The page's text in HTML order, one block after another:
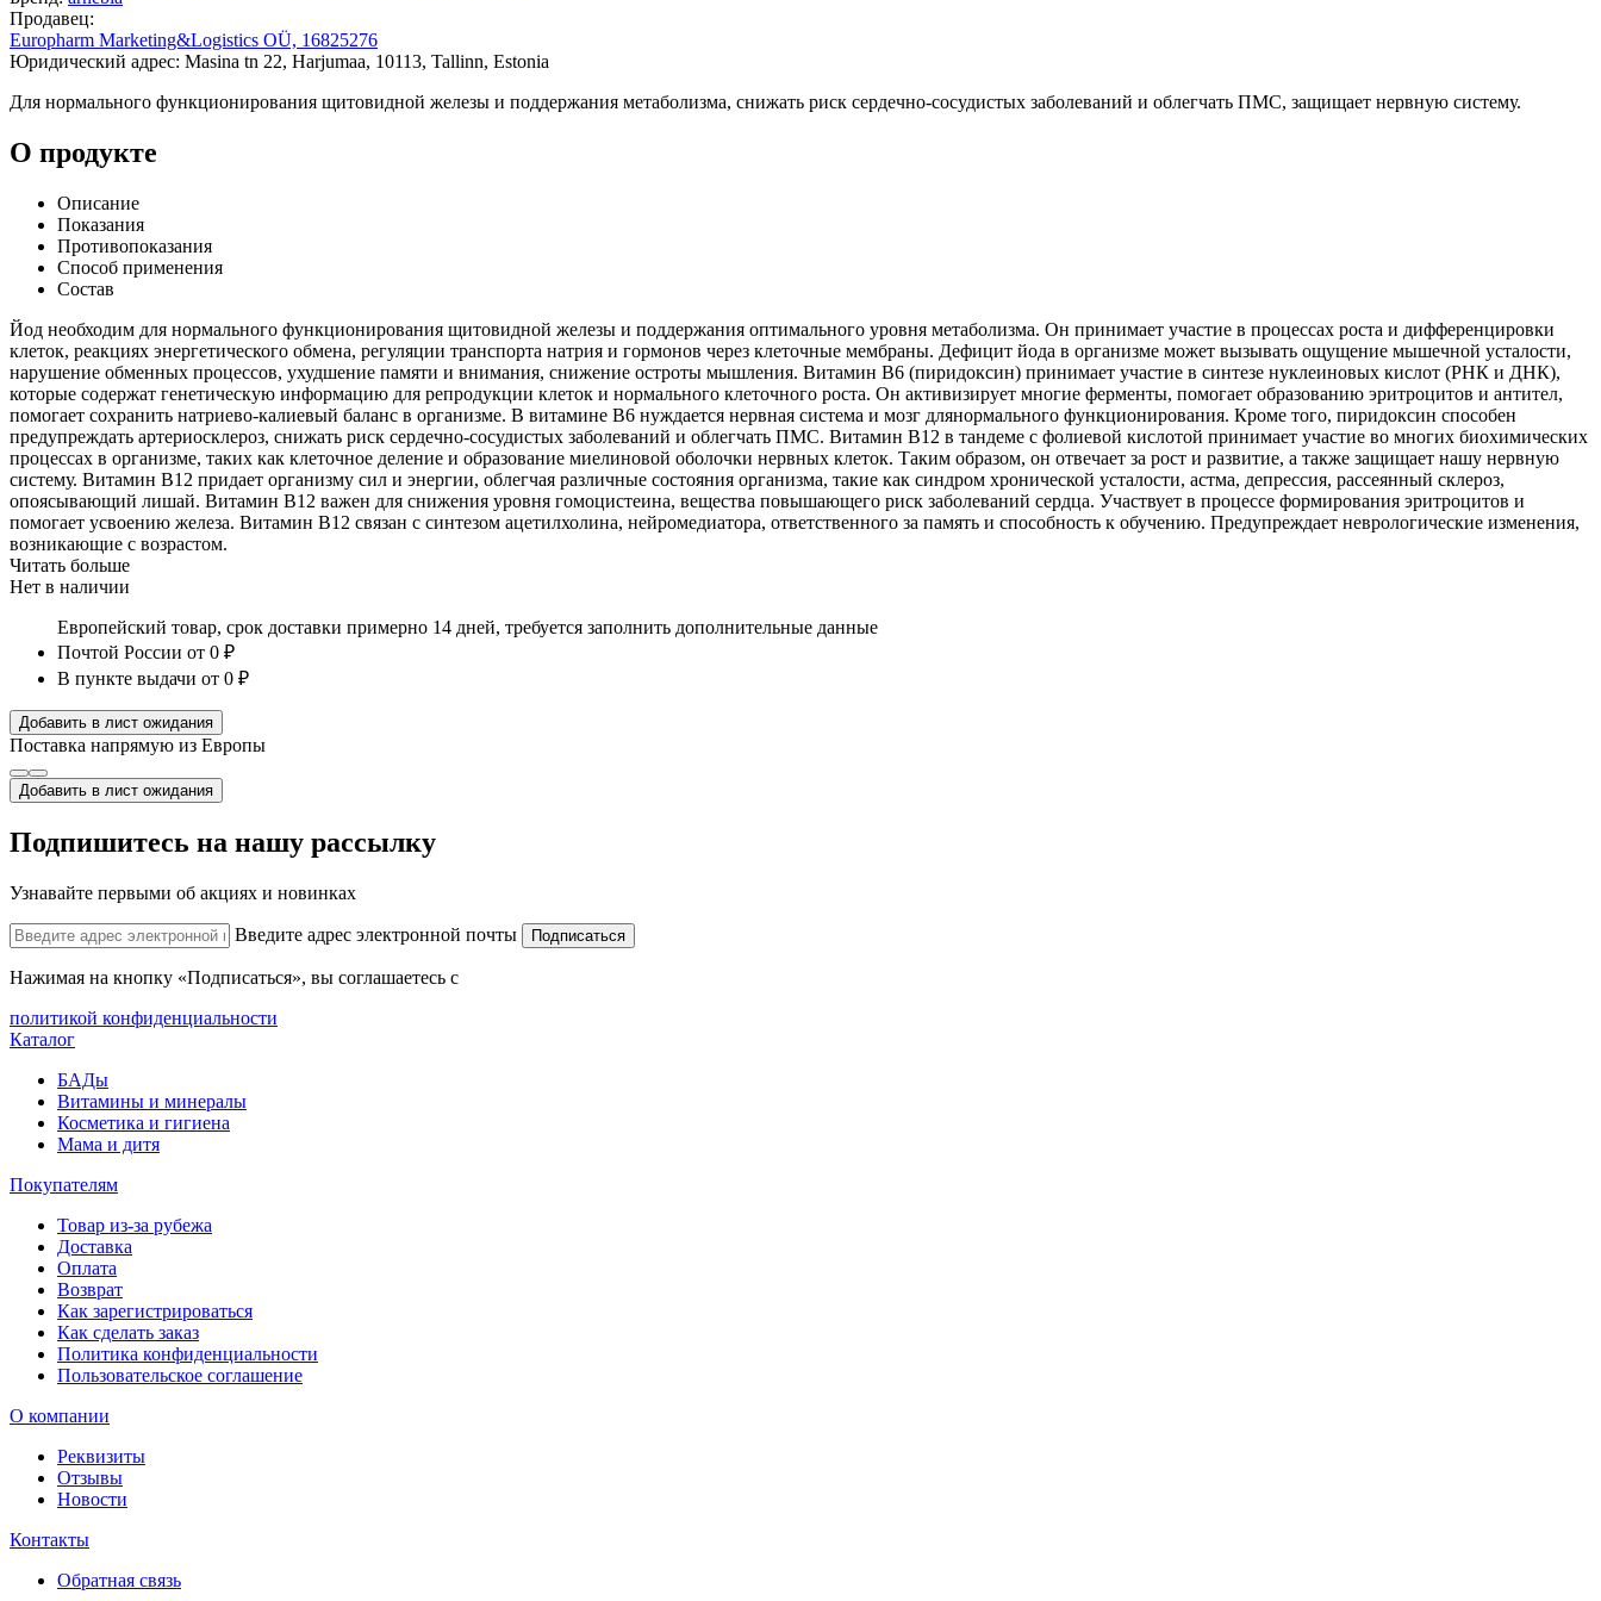
Продавец:
Europharm Marketing&Logistics OÜ, 16825276
Юридический адрес: Masina tn 22, Harjumaa, 10113, Tallinn, Estonia
Для нормального функционирования щитовидной железы и поддержания метаболизма, снижать риск сердечно-сосудистых заболеваний и облегчать ПМС, защищает нервную систему.
О продукте
Описание
Показания
Противопоказания
Способ применения
Состав
Йод необходим для нормального функционирования щитовидной железы и поддержания оптимального уровня метаболизма. Он принимает участие в процессах роста и дифференцировки
клеток, реакциях энергетического обмена, регуляции транспорта натрия и гормонов через клеточные мембраны. Дефицит йода в организме может вызывать ощущение мышечной усталости,
нарушение обменных процессов, ухудшение памяти и внимания, снижение остроты мышления. Витамин В6 (пиридоксин) принимает участие в синтезе нуклеиновых кислот (РНК и ДНК),
которые содержат генетическую информацию для репродукции клеток и нормального клеточного роста. Он активизирует многие ферменты, помогает образованию эритроцитов и антител,
помогает сохранить натриево-калиевый баланс в организме. В витамине В6 нуждается нервная система и мозг длянормального функционирования. Кроме того, пиридоксин способен
предупреждать артериосклероз, снижать риск сердечно-сосудистых заболеваний и облегчать ПМС. Витамин В12 в тандеме с фолиевой кислотой принимает участие во многих биохимических
процессах в организме, таких как клеточное деление и образование миелиновой оболочки нервных клеток. Таким образом, он отвечает за рост и развитие, а также защищает нашу нервную
систему. Витамин В12 придает организму сил и энергии, облегчая различные состояния организма, такие как синдром хронической усталости, астма, депрессия, рассеянный склероз,
опоясывающий лишай. Витамин В12 важен для снижения уровня гомоцистеина, вещества повышающего риск заболеваний сердца. Участвует в процессе формирования эритроцитов и
помогает усвоению железа. Витамин В12 связан с синтезом ацетилхолина, нейромедиатора, ответственного за память и способность к обучению. Предупреждает неврологические изменения,
возникающие с возрастом.
Читать больше
Нет в наличии
Европейский товар, срок доставки примерно 14 дней, требуется заполнить дополнительные данные
Почтой России от 0 ₽
В пункте выдачи от 0 ₽
Добавить в лист ожидания
Поставка напрямую из Европы
Добавить в лист ожидания
Подпишитесь на нашу рассылку
Узнавайте первыми об акциях и новинках
Введите адрес электронной почты Подписаться
Нажимая на кнопку «Подписаться», вы соглашаетесь с
политикой конфиденциальности
Каталог
БАДы
Витамины и минералы
Косметика и гигиена
Мама и дитя
Покупателям
Товар из-за рубежа
Доставка
Оплата
Возврат
Как зарегистрироваться
Как сделать заказ
Политика конфиденциальности
Пользовательское соглашение
О компании
Реквизиты
Отзывы
Новости
Контакты
Обратная связь